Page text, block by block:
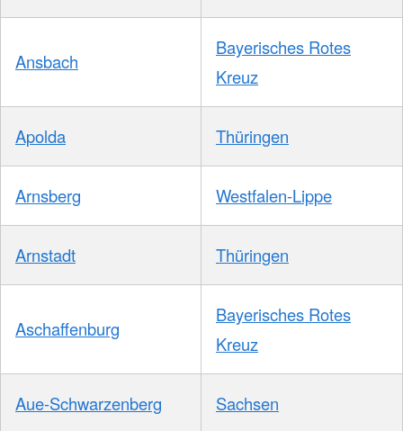
Ansbach
Bayerisches Rotes
Kreuz
Apolda Thüringen
Arnsberg Westfalen-Lippe
Arnstadt Thüringen
Aschaffenburg
Bayerisches Rotes
Kreuz
Aue-Schwarzenberg Sachsen